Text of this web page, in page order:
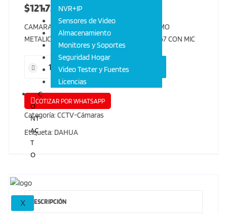
NVR+IP
Sensores de Video
Almacenamiento
Monitores y Soportes
Seguridad Hogar
Video Tester y Fuentes
Licencias
C
O
NT
AC
T
O
X
$121.737IVA INCLUIDO
CAMARA 4 EN 1 1/2,7″ CMOS 1080P TIPO DOMO
METALICO 2.8MM FOV 103° DWDR IR 50M IP67 CON MIC
AÑADIR AL CARRITO
COTIZAR POR WHATSAPP
Categoría:CCTV-Cámaras
Etiqueta: DAHUA
DESCRIPCIÓN